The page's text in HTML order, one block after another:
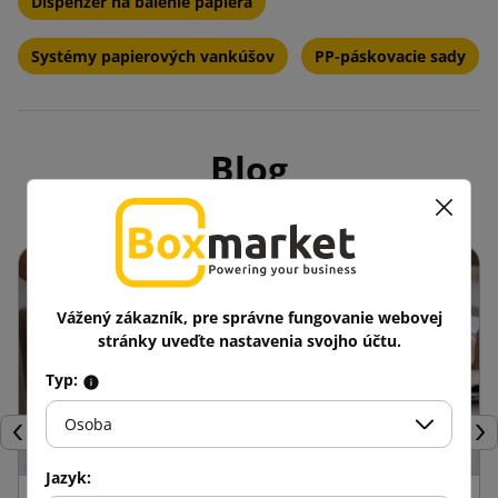
Systémy papierových vankúšov PP-páskovacie sady
Blog
Späť
Vážený zákazník, pre správne fungovanie webovej
stránky uveďte nastavenia svojho účtu.
Typ:
Osoba
Jazyk: